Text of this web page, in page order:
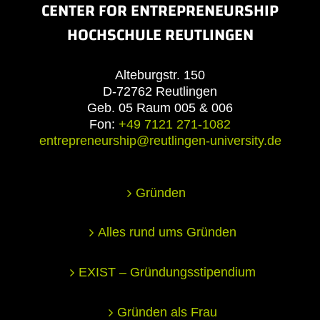
CENTER FOR ENTREPRENEURSHIP
HOCHSCHULE REUTLINGEN
Alteburgstr. 150
D-72762 Reutlingen
Geb. 05 Raum 005 & 006
Fon: +49 7121 271-1082
entrepreneurship@reutlingen-university.de
Gründen
Alles rund ums Gründen
EXIST – Gründungsstipendium
Gründen als Frau